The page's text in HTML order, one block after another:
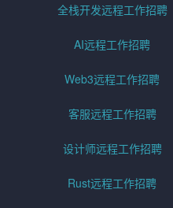
全栈开发远程工作招聘
AI远程工作招聘
Web3远程工作招聘
客服远程工作招聘
设计师远程工作招聘
Rust远程工作招聘